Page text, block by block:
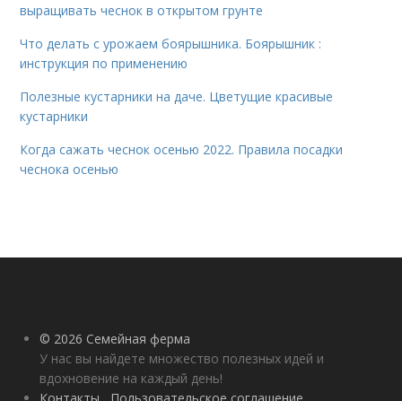
выращивать чеснок в открытом грунте
Что делать с урожаем боярышника. Боярышник :
инструкция по применению
Полезные кустарники на даче. Цветущие красивые
кустарники
Когда сажать чеснок осенью 2022. Правила посадки
чеснока осенью
© 2026 Семейная ферма
У нас вы найдете множество полезных идей и
вдохновение на каждый день!
Контакты
Пользовательское соглашение